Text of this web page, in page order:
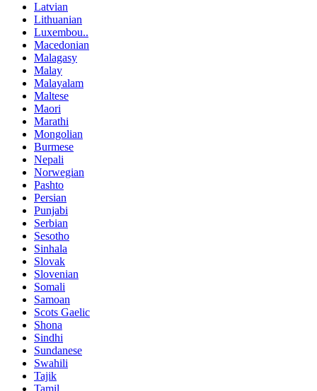
Latvian
Lithuanian
Luxembou..
Macedonian
Malagasy
Malay
Malayalam
Maltese
Maori
Marathi
Mongolian
Burmese
Nepali
Norwegian
Pashto
Persian
Punjabi
Serbian
Sesotho
Sinhala
Slovak
Slovenian
Somali
Samoan
Scots Gaelic
Shona
Sindhi
Sundanese
Swahili
Tajik